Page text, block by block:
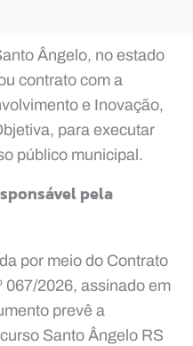
Ângelo, no estado
contrato com a
e Inovação,
para executar
público municipal.
pela
por meio do Contrato
067/2026, assinado em
prevê a
Santo Ângelo RS